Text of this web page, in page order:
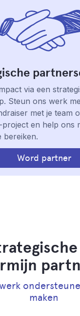
via een
Steun ons werk
met je team
project en help ons
bereiken.
Word partner
maken